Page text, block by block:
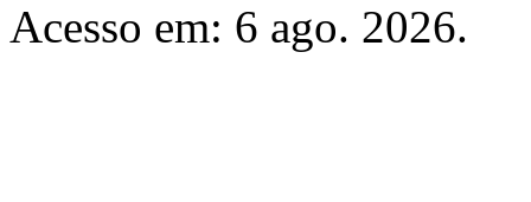
Acesso em: 6 ago. 2026.